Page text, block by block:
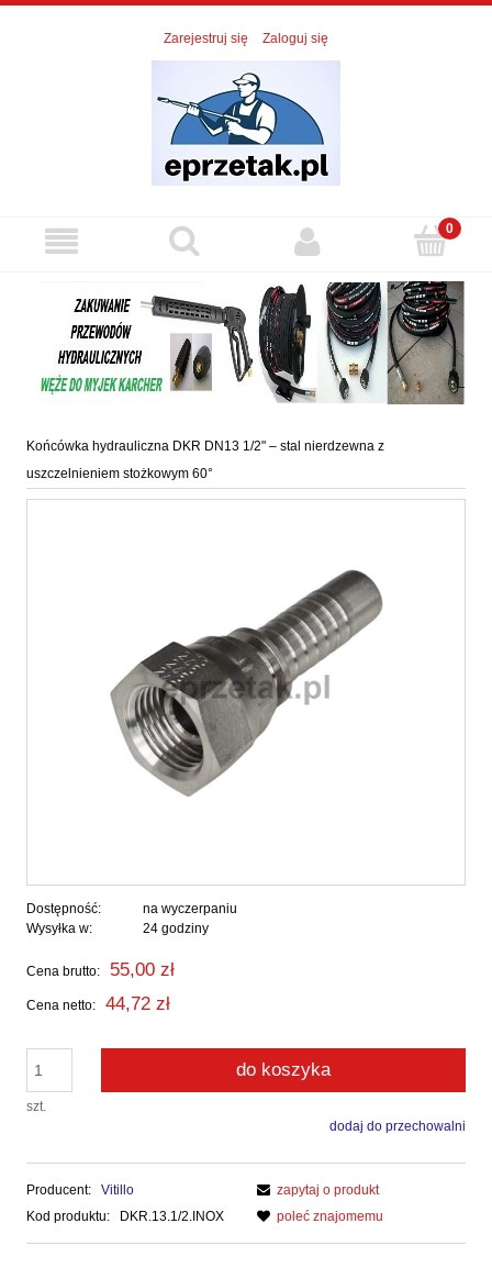
Zarejestruj się Zaloguj się
Końcówka hydrauliczna DKR DN13 1/2" – stal nierdzewna z
uszczelnieniem stożkowym 60°
Dostępność:
na wyczerpaniu
Wysyłka w:
24 godziny
Cena brutto: 55,00 zł
Cena netto: 44,72 zł
szt.
do koszyka
dodaj do przechowalni
Producent:
Vitillo
Kod produktu:
DKR.13.1/2.INOX
zapytaj o produkt
poleć znajomemu